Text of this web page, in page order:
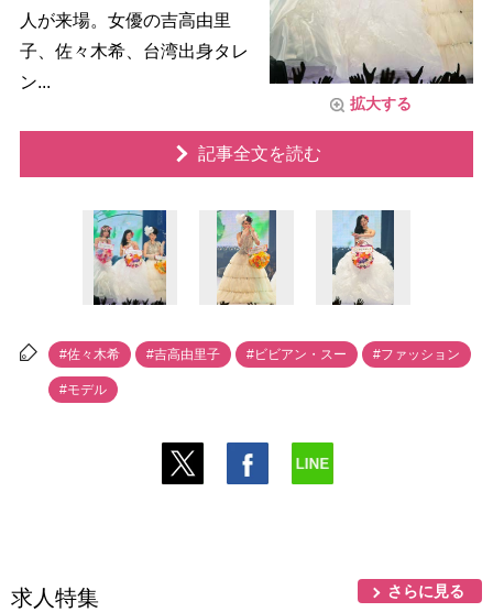
拡大する
人が来場。女優の吉高由里
子、佐々木希、台湾出身タレ
ン...
記事全文を読む
#佐々木希 #吉高由里子 #ビビアン・スー #ファッション
#モデル
求人特集 さらに見る